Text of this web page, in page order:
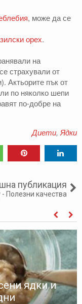
, може да се
орех.
на
страхували от
Актьорите пък от
по няколко шепи
по-добре на
Диети, Ядки
публикация
Полезни качества
ядки и